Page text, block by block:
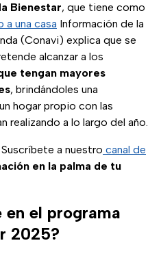
Bienestar, que tiene como
a una casa Información de la
(Conavi) explica que se
alcanzar a los
tengan mayores
, brindándoles una
hogar propio con las
realizando a lo largo del año.
Suscríbete a nuestro canal de
en la palma de tu
el programa
2025?